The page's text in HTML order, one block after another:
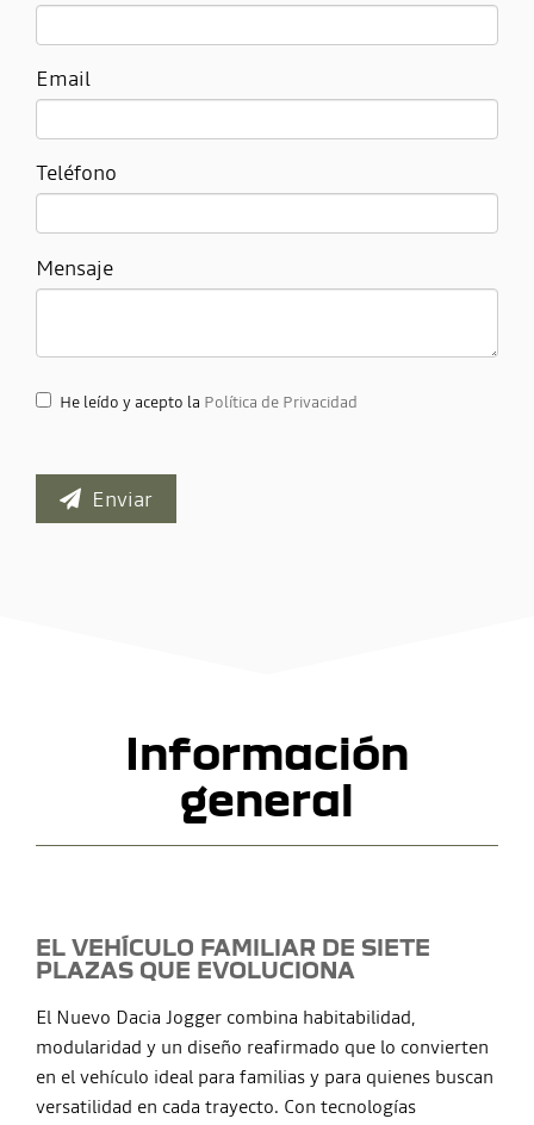
Email
Teléfono
Mensaje
He leído y acepto la Política de Privacidad
Enviar
Información
general
EL VEHÍCULO FAMILIAR DE SIETE
PLAZAS QUE EVOLUCIONA
El Nuevo Dacia Jogger combina habitabilidad,
modularidad y un diseño reafirmado que lo convierten
en el vehículo ideal para familias y para quienes buscan
versatilidad en cada trayecto. Con tecnologías